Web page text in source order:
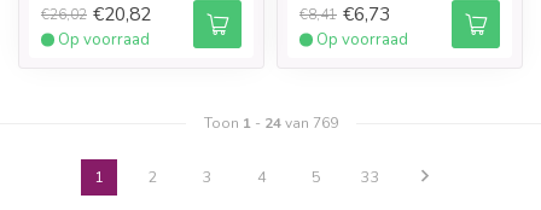
€26,02 €20,82
Op voorraad
€8,41 €6,73
Op voorraad
Toon 1- 24van 769
1 2 3 4 5 33